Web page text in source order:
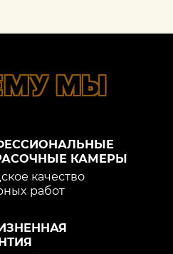
МЫ
КАМЕРЫ
качество
работ